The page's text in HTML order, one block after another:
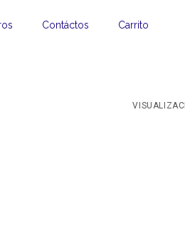
Contáctos Carrito